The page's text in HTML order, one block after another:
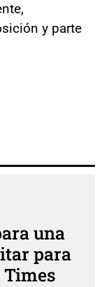
y parte
una
para